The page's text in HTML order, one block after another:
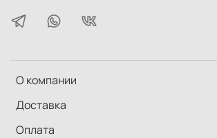
О компании
Доставка
Оплата